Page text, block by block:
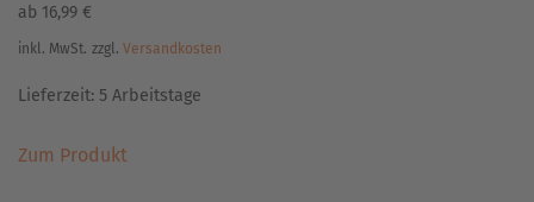
ab 16,99 €
inkl. MwSt. zzgl. Versandkosten
Lieferzeit: 5 Arbeitstage
Zum ProduktProdukt